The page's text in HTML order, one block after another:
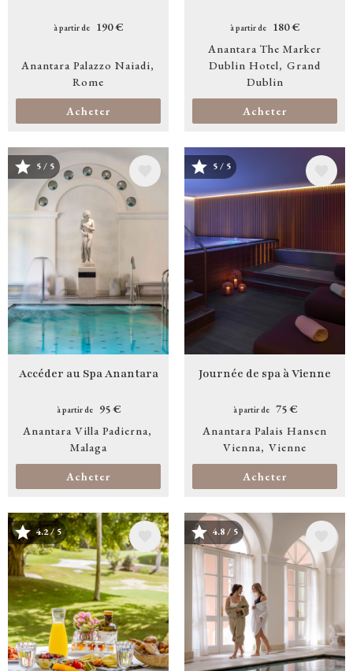
à partir de 190 €
Anantara Palazzo Naiadi
Rome
Acheter
à partir de
180 €
Anantara The Marker
Dublin Hotel
Grand
Dublin
Acheter
Image
5 / 5
Accéder au Spa Anantara
à partir de
95 €
Anantara Villa Padierna
Malaga
Acheter
Image
5 / 5
Journée de spa à Vienne
à partir de
75 €
Anantara Palais Hansen
Vienna
Vienne
Acheter
Image
4.2 / 5 Image
4.8 / 5